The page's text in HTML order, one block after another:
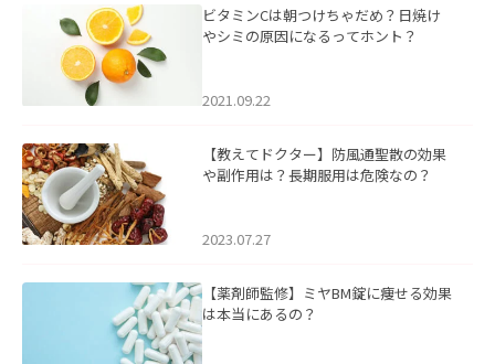
ビタミンCは朝つけちゃだめ？日焼け
やシミの原因になるってホント？
2021.09.22
【教えてドクター】防風通聖散の効果
や副作用は？長期服用は危険なの？
2023.07.27
【薬剤師監修】ミヤBM錠に痩せる効果
は本当にあるの？